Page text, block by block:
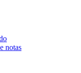
notas